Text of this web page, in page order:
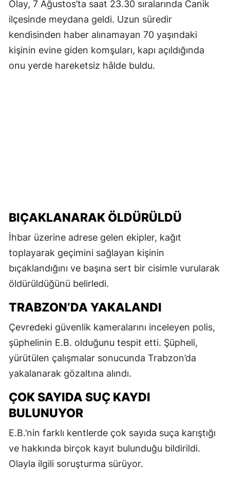
Olay, 7 Ağustos’ta saat 23.30 sıralarında Canik
ilçesinde meydana geldi. Uzun süredir
kendisinden haber alınamayan 70 yaşındaki
kişinin evine giden komşuları, kapı açıldığında
onu yerde hareketsiz hâlde buldu.
BIÇAKLANARAK ÖLDÜRÜLDÜ
İhbar üzerine adrese gelen ekipler, kağıt
toplayarak geçimini sağlayan kişinin
bıçaklandığını ve başına sert bir cisimle vurularak
öldürüldüğünü belirledi.
TRABZON’DA YAKALANDI
Çevredeki güvenlik kameralarını inceleyen polis,
şüphelinin E.B. olduğunu tespit etti. Şüpheli,
yürütülen çalışmalar sonucunda Trabzon’da
yakalanarak gözaltına alındı.
ÇOK SAYIDA SUÇ KAYDI
BULUNUYOR
E.B.’nin farklı kentlerde çok sayıda suça karıştığı
ve hakkında birçok kayıt bulunduğu bildirildi.
Olayla ilgili soruşturma sürüyor.